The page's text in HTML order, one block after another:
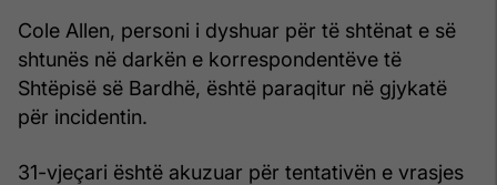
Cole Allen, personi i dyshuar për të shtënat e së
shtunës në darkën e korrespondentëve të
Shtëpisë së Bardhë, është paraqitur në gjykatë
për incidentin.
31-vjeçari është akuzuar për tentativën e vrasjes